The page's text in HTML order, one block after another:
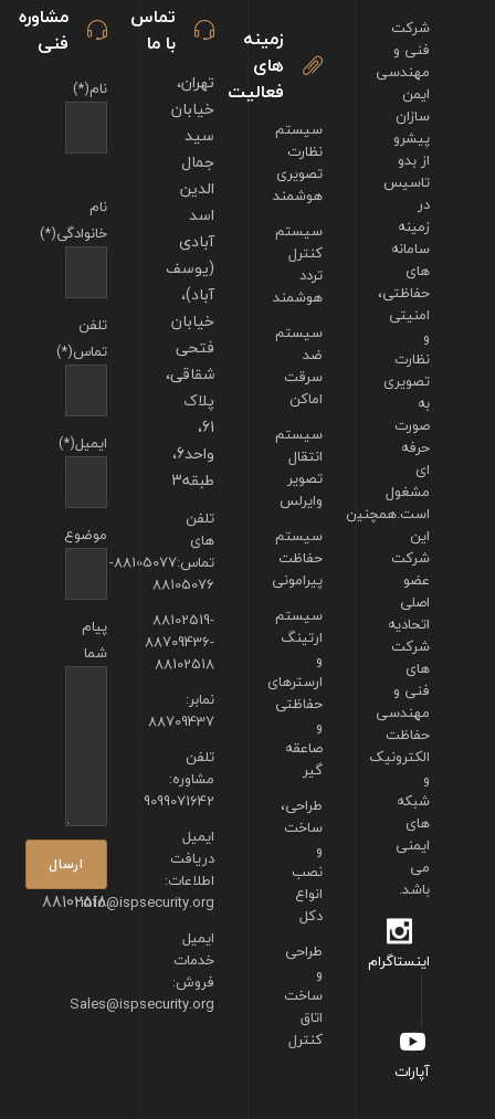
مشاوره
فنی
نام(*)
نام
خانوادگی(*)
تلفن
تماس(*)
ایمیل(*)
موضوع
پیام
شما
88102518
تماس
با ما
تهران،
خیابان
سید
جمال
الدین
اسد
آبادی
(یوسف
آباد)،
خیابان
فتحی
شقاقی،
پلاک
61،
واحد6،
طبقه3
تلفن
های
تماس:88105077-
88105076
88102519-
88709436-
88102518
نمابر:
88709437
تلفن
مشاوره:
9099071642
ایمیل
دریافت
اطلاعات:
info@ispsecurity.org
ایمیل
خدمات
فروش:
Sales@ispsecurity.org
زمینه
های
فعالیت
سیستم
نظارت
تصویری
هوشمند
سیستم
کنترل
تردد
هوشمند
سیستم
ضد
سرقت
اماکن
سیستم
انتقال
تصویر
وایرلس
سیستم
حفاظت
پیرامونی
سیستم
ارتینگ
و
ارسترهای
حفاظتی
و
صاعقه
گیر
طراحی،
ساخت
و
نصب
انواع
دکل
طراحی
و
ساخت
اتاق
کنترل
شرکت
فنی و
مهندسی
ایمن
سازان
پیشرو
از بدو
تاسیس
در
زمینه
سامانه
های
حفاظتی،
امنیتی
و
نظارت
تصویری
به
صورت
حرفه
ای
مشغول
است.همچنین
این
شرکت
عضو
اصلی
اتحادیه
شرکت
های
فنی و
مهندسی
حفاظت
الکترونیک
و
شبکه
های
ایمنی
می
باشد.
اینستاگرام
آپارات